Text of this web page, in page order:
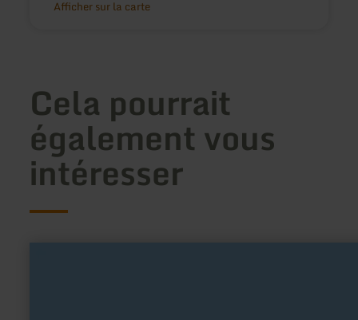
Afficher sur la carte
Cela pourrait
également vous
intéresser